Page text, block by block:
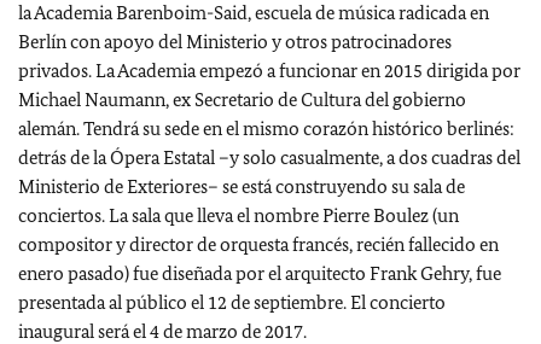
la Academia Barenboim-Said, escuela de música radicada en
Berlín con apoyo del Ministerio y otros patrocinadores
privados. La Academia empezó a funcionar en 2015 dirigida por
Michael Naumann, ex Secretario de Cultura del gobierno
alemán. Tendrá su sede en el mismo corazón histórico berlinés:
detrás de la Ópera Estatal –y solo casualmente, a dos cuadras del
Ministerio de Exteriores– se está construyendo su sala de
conciertos. La sala que lleva el nombre Pierre Boulez (un
compositor y director de orquesta francés, recién fallecido en
enero pasado) fue diseñada por el arquitecto Frank Gehry, fue
presentada al público el 12 de septiembre. El concierto
inaugural será el 4 de marzo de 2017.